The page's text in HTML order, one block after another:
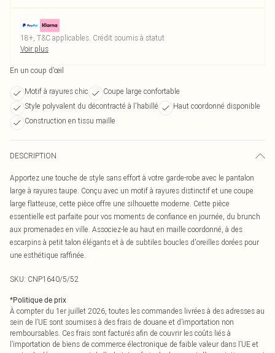
18+, T&C applicables. Crédit soumis à statut
Voir plus
En un coup d’œil
Motif à rayures chic
Coupe large confortable
Style polyvalent du décontracté à l'habillé
Haut coordonné disponible
Construction en tissu maille
DESCRIPTION
Apportez une touche de style sans effort à votre garde-robe avec le pantalon
large à rayures taupe. Conçu avec un motif à rayures distinctif et une coupe
large flatteuse, cette pièce offre une silhouette moderne. Cette pièce
essentielle est parfaite pour vos moments de confiance en journée, du brunch
aux promenades en ville. Associez-le au haut en maille coordonné, à des
escarpins à petit talon élégants et à de subtiles boucles d'oreilles dorées pour
une esthétique raffinée.
SKU: CNP1640/5/52
*Politique de prix
À compter du 1er juillet 2026, toutes les commandes livrées à des adresses au
sein de l’UE sont soumises à des frais de douane et d’importation non
remboursables. Ces frais sont facturés afin de couvrir les coûts liés à
l’importation de biens de commerce électronique de faible valeur dans l’UE et